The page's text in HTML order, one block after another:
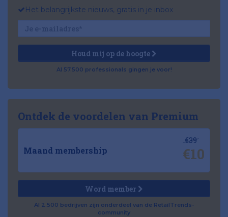
Het belangrijkste nieuws, gratis in je inbox
Houd mij op de hoogte
Al 57.500 professionals gingen je voor!
Ontdek de voordelen van Premium
Maand membership
€39
€10
Word member
Al 2.500 bedrijven zijn onderdeel van de RetailTrends-
community